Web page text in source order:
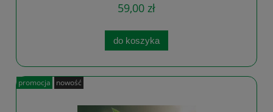
59,00 zł
do koszyka
promocja nowość